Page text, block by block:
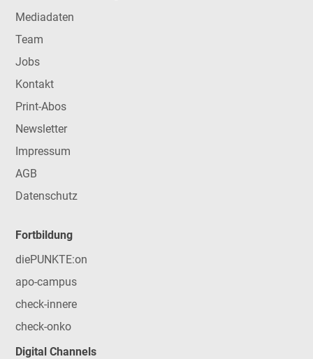
Mediadaten
Team
Jobs
Kontakt
Print-Abos
Newsletter
Impressum
AGB
Datenschutz
Fortbildung
diePUNKTE:on
apo-campus
check-innere
check-onko
Digital Channels